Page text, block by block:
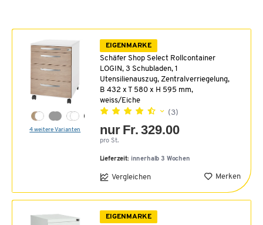
4 weitere Varianten
EIGENMARKE
Schäfer Shop Select Rollcontainer
LOGIN, 3 Schubladen, 1
Utensilienauszug, Zentralverriegelung,
B 432 x T 580 x H 595 mm,
weiss/Eiche
(3)
nur Fr. 329.00
pro St.
Lieferzeit: innerhalb 3 Wochen
Vergleichen Merken
EIGENMARKE